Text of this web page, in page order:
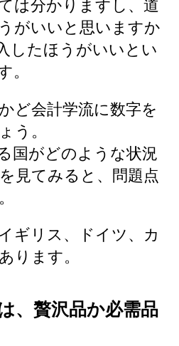
は分かりますし、道
がいいと思いますか
したほうがいいとい
。
ど会計学流に数字を
う。
国がどのような状況
見てみると、問題点
ギリス、ドイツ、カ
ります。
、贅沢品か必需品